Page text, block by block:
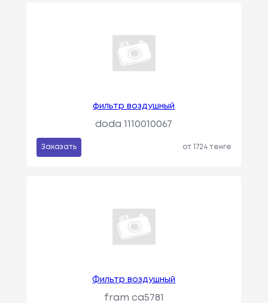
фильтр воздушный
doda 1110010067
Заказать от 1724 тенге
Фильтр воздушный
fram ca5781